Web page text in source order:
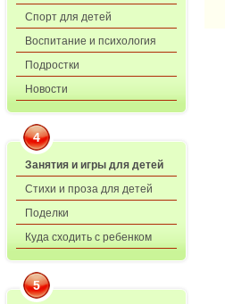
Спорт для детей
Воспитание и психология
Подростки
Новости
4
Занятия и игры для детей
Стихи и проза для детей
Поделки
Куда сходить с ребенком
5